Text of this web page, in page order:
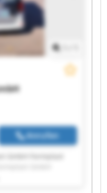
Anrufen
GmbH Formplast